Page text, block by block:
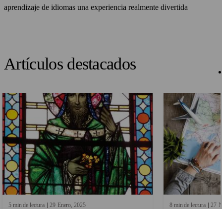
aprendizaje de idiomas una experiencia realmente divertida
Artículos destacados
5 min de lectura 29 Enero 2025 8 min de lectura 27